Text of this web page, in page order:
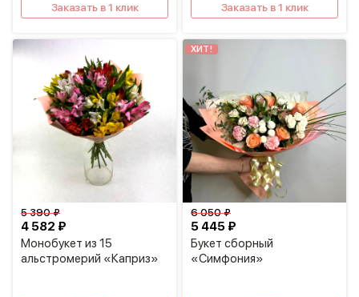
Заказать в 1 клик Заказать в 1 клик
Монобукет из 15
альстромерий «Каприз»
4 582 ₽
5 390 ₽
ХИТ!
Букет сборный
«Симфония»
5 445 ₽
6 050 ₽